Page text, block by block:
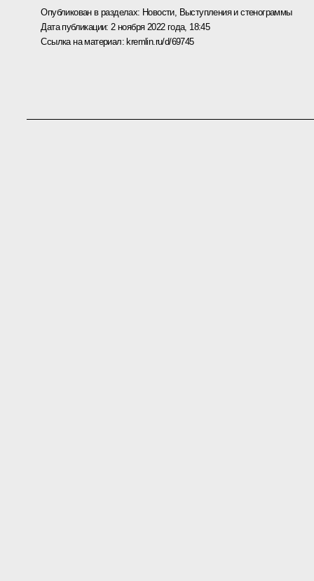
Опубликован в разделах: Новости, Выступления и стенограммы
Дата публикации: 2 ноября 2022 года, 18:45
Ссылка на материал: kremlin.ru/d/69745